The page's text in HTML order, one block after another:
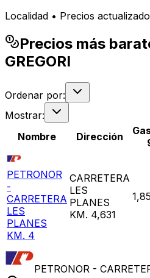
Localidad • Precios
Precios más
GREGORI
Ordenar por:
Mostrar:
Nombre
Dirección
PETRONOR
-
CARRETERA
LES
PLANES
KM. 4
CARRETERA
LES
PLANES
KM. 4,631
PETRONOR -